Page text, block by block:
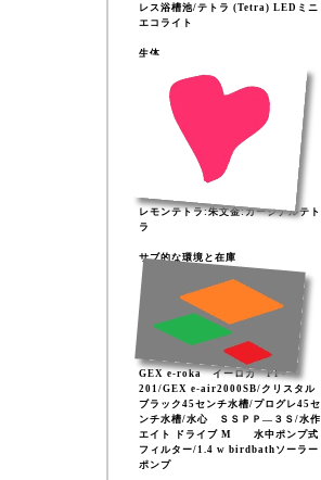
レス浴槽池/テトラ (Tetra) LEDミニ
エコライト
生体
レモンテトラ:朱文金:カージナルテト
ラ
サブ的な環境と在庫
GEX e-roka イーロカ PF-
201/GEX e-air2000SB/クリスタル
ブラック45センチ水槽/プログレ45セ
ンチ水槽/水心 ＳＳＰＰ―３Ｓ/水作
エイト ドライブ M 水中ポンプ式
フィルター/1.4 w birdbathソーラー
ポンプ